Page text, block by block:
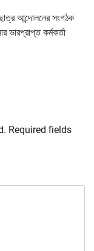
ছাত্র আন্দোলনের সংগঠক
ভারপ্রাপ্ত কর্মকর্তা
Required fields